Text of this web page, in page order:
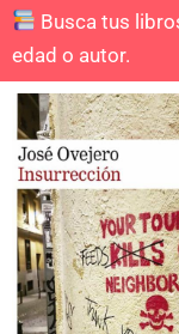
Busca tus
edad o autor.